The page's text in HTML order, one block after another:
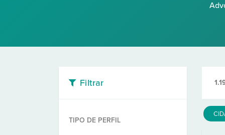
Filtrar
TIPO DE PERFIL